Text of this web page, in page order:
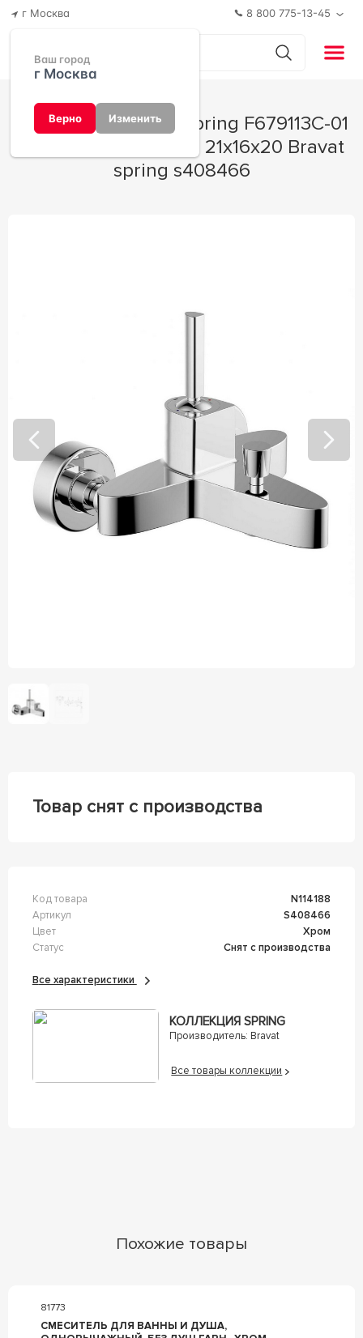
г Москва
Ваш город
г Москва
Верно Изменить
8 800 775-13-45
для ванны с душем 21x16x20 Bravat
spring s408466
Товар снят с производства
Код товара
n114188
Артикул
s408466
Цвет
Хром
Статус
Снят с производства
Все характеристики
КОЛЛЕКЦИЯ SPRING
Производитель: Bravat
Все товары коллекции
Похожие товары
81773
СМЕСИТЕЛЬ ДЛЯ ВАННЫ И ДУША,